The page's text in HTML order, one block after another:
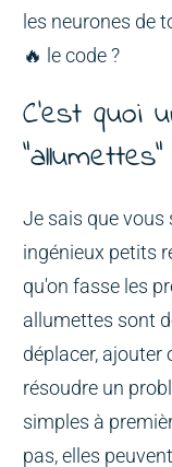
les neurones de
🔥 le code ?
C'est quoi
"allumettes"
Je sais que vous
ingénieux petits
qu'on fasse les
allumettes sont
déplacer, ajouter
résoudre un
simples à
pas, elles